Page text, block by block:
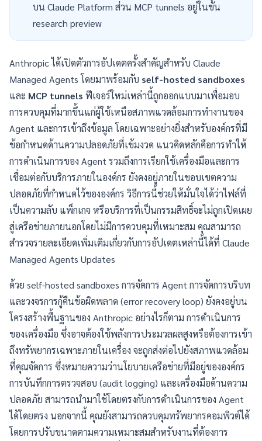
บน Claude Platform ส่วน MCP tunnels อยู่ในขั้น
research preview
Anthropic ได้เปิดตัวการอัปเดตครั้งสำคัญสำหรับ Claude
Managed Agents โดยมาพร้อมกับ self-hosted sandboxes
และ MCP tunnels ฟีเจอร์ใหม่เหล่านี้ถูกออกแบบมาเพื่อมอบ
การควบคุมที่มากขึ้นแก่ผู้ใช้เหนือสภาพแวดล้อมการทำงานของ
Agent และการเข้าถึงข้อมูล โดยเฉพาะอย่างยิ่งสำหรับองค์กรที่มี
ข้อกำหนดด้านความปลอดภัยที่เข้มงวด แนวคิดหลักคือการทำให้
การดำเนินการของ Agent รวมถึงการเรียกใช้เครื่องมือและการ
เชื่อมต่อกับบริการภายในองค์กร ยังคงอยู่ภายในขอบเขตความ
ปลอดภัยที่กำหนดไว้ขององค์กร วิธีการนี้ช่วยให้มั่นใจได้ว่าไฟล์ที่
เป็นความลับ แพ็กเกจ หรือบริการที่เป็นกรรมสิทธิ์จะไม่ถูกเปิดเผย
สู่เครือข่ายภายนอกโดยไม่มีการควบคุมที่เหมาะสม คุณสามารถ
สำรวจรายละเอียดเพิ่มเติมเกี่ยวกับการอัปเดตเหล่านี้ได้ที่ Claude
Managed Agents Updates
ด้วย self-hosted sandboxes การจัดการ Agent การจัดการบริบท
และวงจรการกู้คืนข้อผิดพลาด (error recovery loop) ยังคงอยู่บน
โครงสร้างพื้นฐานของ Anthropic อย่างไรก็ตาม การดำเนินการ
ของเครื่องมือ ซึ่งอาจต้องใช้พลังการประมวลผลสูงหรือต้องการเข้า
ถึงทรัพยากรเฉพาะภายในเครื่อง จะถูกส่งต่อไปยังสภาพแวดล้อม
ที่คุณจัดการ ซึ่งหมายความว่านโยบายเครือข่ายที่มีอยู่ขององค์กร
การบันทึกการตรวจสอบ (audit logging) และเครื่องมือด้านความ
ปลอดภัย สามารถนำมาใช้โดยตรงกับการดำเนินการของ Agent
ได้โดยตรง นอกจากนี้ คุณยังสามารถควบคุมทรัพยากรคอมพิวต์ได้
โดยการปรับขนาดตามความเหมาะสมสำหรับงานที่ต้องการ